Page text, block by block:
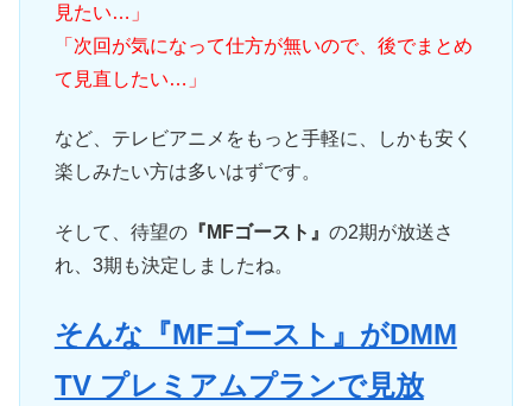
見たい…」
「次回が気になって仕方が無いので、後でまとめ
て見直したい…」
など、テレビアニメをもっと手軽に、しかも安く
楽しみたい方は多いはずです。
そして、待望の『MFゴースト』 の2期が放送さ
れ、3期も決定しましたね。
そんな『MFゴースト』がDMM
TV プレミアムプランで見放